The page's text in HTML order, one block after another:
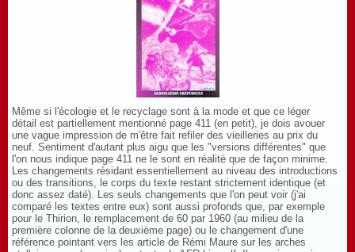
Même si l'écologie et le recyclage sont à la mode et que ce léger
détail est partiellement mentionné page 411 (en petit), je dois avouer
une vague impression de m'être fait refiler des vieilleries au prix du
neuf. Sentiment d'autant plus aigu que les "versions différentes" que
l'on nous indique page 411 ne le sont en réalité que de façon minime.
Les changements résidant essentiellement au niveau des introductions
ou des transitions, le corps du texte restant strictement identique (et
donc assez daté). Les seuls changements que l'on peut voir (j'ai
comparé les textes entre eux) sont aussi profonds que, par exemple
pour le Thirion, le remplacement de 60 par 1960 (au milieu de la
première colonne de la deuxième page) ou le changement d'une
référence pointant vers les article de Rémi Maure sur les arches